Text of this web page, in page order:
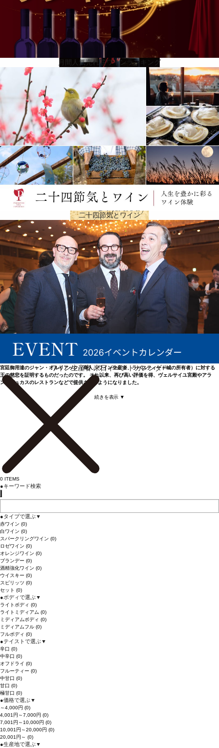
環境への配慮
過去数年にわたって、ワイナリーは生物多様性、土地の枯渇および地球温暖化に関連する課題に取
り組むため、運営方法を変更してきました。 丘陵地帯を流れる水を保持するため、葡萄樹の間に低
木が植えられ、自然の生物多様性を促進し、害虫被害を解決しました。例えばコウモリはボトリテ
ィス菌を引き起こすミミズを食べます。ドメーヌは収穫のため人工知能を備えたロボットを開発。
最新技術採用と同時に、畑では馬を活用し、除草剤を使わず土壌を改善。土壌に活気や通気性を与
え、葡萄樹の成長を助け、さまざまな取り組みは「High Environmental Value Label」賞を受賞し
ました。
王のワイン商の証明
品質のみならず、ラバスティド・オルリアックには、ユニークなストーリーもあります。 2007年、
ラバスティード城のオーナーであるカトリーヌとイザベル・オルリアックは、書斎の隠れた引き出
宮廷御用達のジャン・オルリアック（商人、ワイン生産者、ラバスティード城の所有者）に対する
王の慈悲を証明するものだったのです。 それ以来、再び高い評価を得、ヴェルサイユ宮殿やアラ
ン・デュカスのレストランなどで提供されるようになりました。
続きを表示 ▼
月間人気売れ筋ワインランキング
二十四節気とワイン
ワイン生産者 来日イベントカレンダー
0 ITEMS
●キーワード検索
●タイプで選ぶ▼
赤ワイン (0)
白ワイン (0)
スパークリングワイン (0)
ロゼワイン (0)
オレンジワイン (0)
ブランデー (0)
酒精強化ワイン (0)
ウイスキー (0)
スピリッツ (0)
セット (0)
●ボディで選ぶ▼
ライトボディ (0)
ライトミディアム (0)
ミディアムボディ (0)
ミディアムフル (0)
フルボディ (0)
●テイストで選ぶ▼
辛口 (0)
中辛口 (0)
オフドライ (0)
フルーティー (0)
中甘口 (0)
甘口 (0)
極甘口 (0)
●価格で選ぶ▼
～4,000円 (0)
4,001円～7,000円 (0)
7,001円～10,000円 (0)
10,001円～20,000円 (0)
20,001円～ (0)
●生産地で選ぶ▼